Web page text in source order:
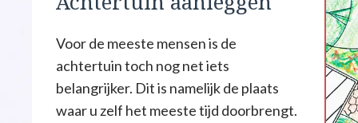
Voor de meeste mensen is de
achtertuin toch nog net iets
belangrijker. Dit is namelijk de plaats
waar u zelf het meeste tijd doorbrengt.